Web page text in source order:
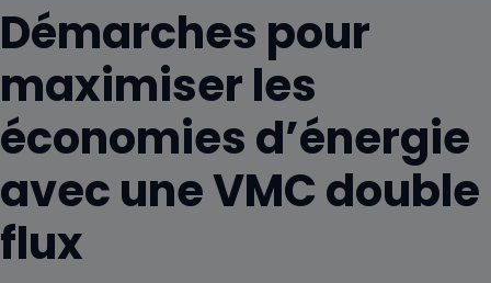
Démarches pour
maximiser les
économies d’énergie
avec une VMC double
flux